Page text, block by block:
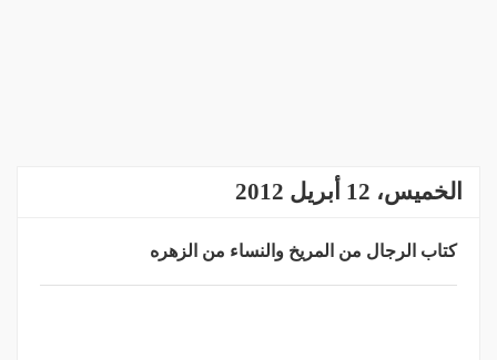
الخميس، 12 أبريل 2012
كتاب الرجال من المريخ والنساء من الزهره